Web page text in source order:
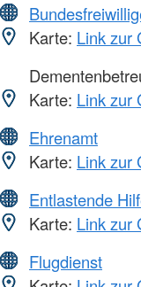
Karte: Link zur
Karte: Link zur
Ehrenamt
Karte: Link zur
Entlastende
Karte: Link zur
Flugdienst